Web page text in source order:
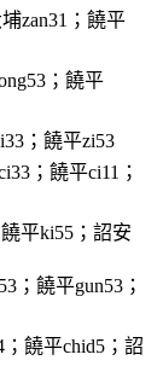
zan31；饒平
；饒平
；饒平zi53
；饒平ci11；
平ki55；詔安
；饒平gun53；
饒平chid5；詔